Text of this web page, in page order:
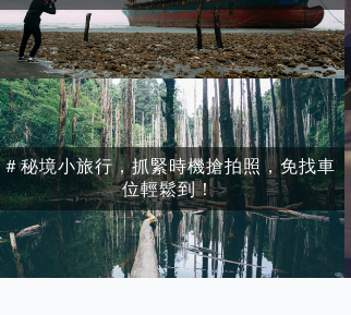
＃秘境小旅行，抓緊時機搶拍照，免找車
位輕鬆到！